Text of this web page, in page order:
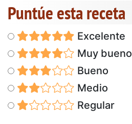
Puntúe esta receta
Excelente
Muy bueno
Bueno
Medio
Regular